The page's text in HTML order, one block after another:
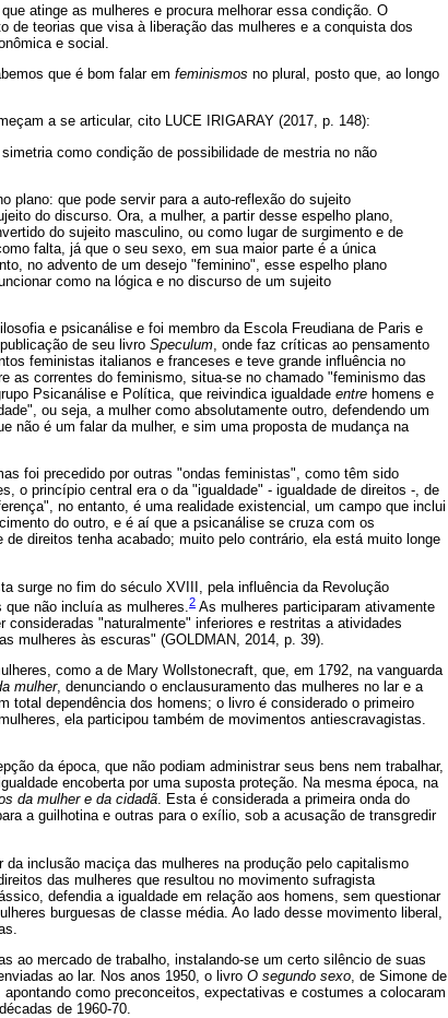
atinge as mulheres e procura melhorar essa condição. O
teorias que visa à liberação das mulheres e a conquista dos
e social.
que é bom falar em feminismos no plural, posto que, ao longo
a se articular, cito LUCE IRIGARAY (2017, p. 148):
como condição de possibilidade de mestria no não
plano: que pode servir para a auto-reflexão do sujeito
do discurso. Ora, a mulher, a partir desse espelho plano,
do sujeito masculino, ou como lugar de surgimento e de
falta, já que o seu sexo, em sua maior parte é a única
no advento de um desejo "feminino", esse espelho plano
como na lógica e no discurso de um sujeito
e psicanálise e foi membro da Escola Freudiana de Paris e
de seu livro Speculum, onde faz críticas ao pensamento
feministas italianos e franceses e teve grande influência no
as correntes do feminismo, situa-se no chamado "feminismo das
Psicanálise e Política, que reivindica igualdade entre homens e
ou seja, a mulher como absolutamente outro, defendendo um
não é um falar da mulher, e sim uma proposta de mudança na
foi precedido por outras "ondas feministas", como têm sido
o princípio central era o da "igualdade" - igualdade de direitos -, de
no entanto, é uma realidade existencial, um campo que inclui
do outro, e é aí que a psicanálise se cruza com os
direitos tenha acabado; muito pelo contrário, ela está muito longe
surge no fim do século XVIII, pela influência da Revolução
não incluía as mulheres. 2 As mulheres participaram ativamente
"naturalmente" inferiores e restritas a atividades
mulheres às escuras" (GOLDMAN, 2014, p. 39).
como a de Mary Wollstonecraft, que, em 1792, na vanguarda
mulher, denunciando o enclausuramento das mulheres no lar e a
total dependência dos homens; o livro é considerado o primeiro
ela participou também de movimentos antiescravagistas.
da época, que não podiam administrar seus bens nem trabalhar,
encoberta por uma suposta proteção. Na mesma época, na
da mulher e da cidadã. Esta é considerada a primeira onda do
a guilhotina e outras para o exílio, sob a acusação de transgredir
inclusão maciça das mulheres na produção pelo capitalismo
das mulheres que resultou no movimento sufragista
defendia a igualdade em relação aos homens, sem questionar
burguesas de classe média. Ao lado desse movimento liberal,
ao mercado de trabalho, instalando-se um certo silêncio de suas
ao lar. Nos anos 1950, o livro O segundo sexo , de Simone de
como preconceitos, expectativas e costumes a colocaram
de 1960-70.